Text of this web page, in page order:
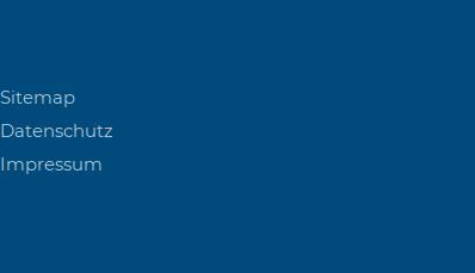
Sitemap
Datenschutz
Impressum